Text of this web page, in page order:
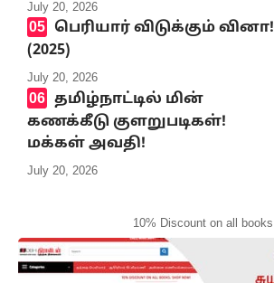
July 20, 2026
பெரியார் விடுக்கும் வினா!
(2025)
July 20, 2026
தமிழ்நாட்டில் மின்
கணக்கீடு குளறுபடிகள்!
மக்கள் அவதி!
July 20, 2026
10% Discount on all books